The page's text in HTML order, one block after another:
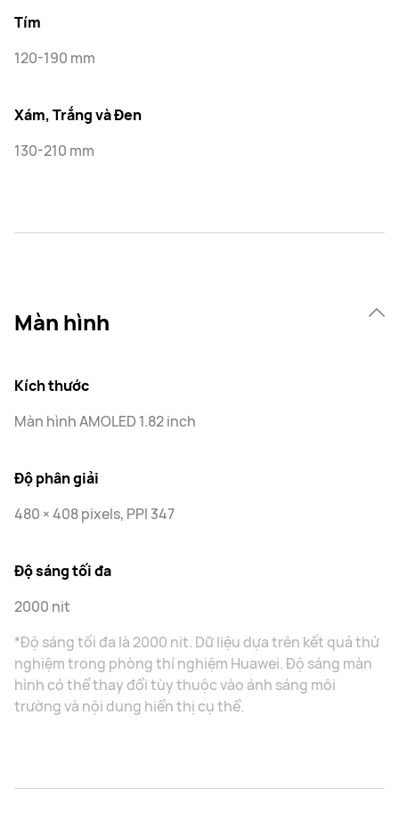
Tím
120-190 mm
Xám, Trắng và Đen
130-210 mm
Màn hình
Kích thước
Màn hình AMOLED 1.82 inch
Độ phân giải
480 × 408 pixels, PPI 347
Độ sáng tối đa
2000 nit
*Độ sáng tối đa là 2000 nit. Dữ liệu dựa trên kết quả thử
nghiệm trong phòng thí nghiệm Huawei. Độ sáng màn
hình có thể thay đổi tùy thuộc vào ánh sáng môi
trường và nội dung hiển thị cụ thể.